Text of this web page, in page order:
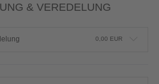
& VEREDELUNG
0,00 EUR